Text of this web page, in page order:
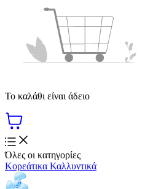
Το καλάθι είναι άδειο
Όλες οι κατηγορίες
Κορεάτικα Καλλυντικά